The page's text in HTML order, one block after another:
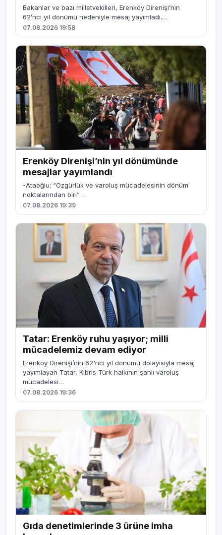
Bakanlar ve bazı milletvekilleri, Erenköy Direnişi’nin
62’nci yıl dönümü nedeniyle mesaj yayımladı.…
07.08.2026 19:58
Erenköy Direnişi’nin yıl dönümünde
mesajlar yayımlandı
-Ataoğlu: “Özgürlük ve varoluş mücadelesinin dönüm
noktalarından biri”…
07.08.2026 19:39
Tatar: Erenköy ruhu yaşıyor; milli
mücadelemiz devam ediyor
Erenköy Direnişi’nin 62'nci yıl dönümü dolayısıyla mesaj
yayımlayan Tatar, Kıbrıs Türk halkının şanlı varoluş
mücadelesi…
07.08.2026 19:36
Gıda denetimlerinde 3 ürüne imha